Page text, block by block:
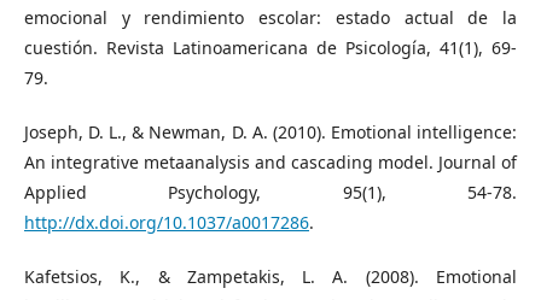
emocional y rendimiento escolar: estado actual de la
cuestión. Revista Latinoamericana de Psicología, 41(1), 69-
79.
Joseph, D. L., & Newman, D. A. (2010). Emotional intelligence:
An integrative metaanalysis and cascading model. Journal of
Applied Psychology, 95(1), 54-78.
http://dx.doi.org/10.1037/a0017286.
Kafetsios, K., & Zampetakis, L. A. (2008). Emotional